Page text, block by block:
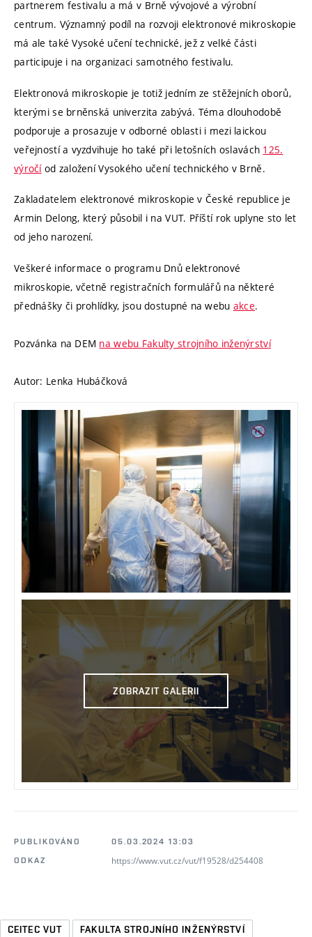
partnerem festivalu a má v Brně vývojové a výrobní
centrum. Významný podíl na rozvoji elektronové mikroskopie
má ale také Vysoké učení technické, jež z velké části
participuje i na organizaci samotného festivalu.
Elektronová mikroskopie je totiž jedním ze stěžejních oborů,
kterými se brněnská univerzita zabývá. Téma dlouhodobě
podporuje a prosazuje v odborné oblasti i mezi laickou
veřejností a vyzdvihuje ho také při letošních oslavách 125.
výročíod založení Vysokého učení technického v Brně.
Zakladatelem elektronové mikroskopie v České republice je
Armin Delong, který působil i na VUT. Příští rok uplyne sto let
od jeho narození.
Veškeré informace o programu Dnů elektronové
mikroskopie, včetně registračních formulářů na některé
přednášky či prohlídky, jsou dostupné na webu akce.
Pozvánka na DEM na webu Fakulty strojního inženýrství
Autor: Lenka Hubáčková
ZOBRAZIT GALERII
PUBLIKOVÁNO
05.03.2024 13:03
ODKAZ
https://www.vut.cz/vut/f19528/d254408
CEITEC VUT FAKULTA STROJNÍHO INŽENÝRSTVÍ